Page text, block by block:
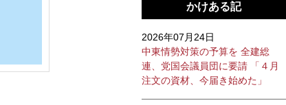
かけある記
2026年07月24日
中東情勢対策の予算を 全建総
連、党国会議員団に要請 「４月
注文の資材、今届き始めた」